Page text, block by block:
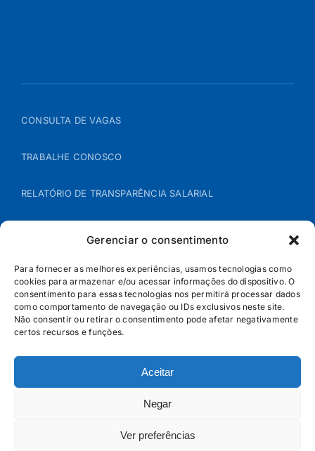
Gerenciar o consentimento
Para fornecer as melhores experiências, usamos tecnologias como
cookies para armazenar e/ou acessar informações do dispositivo. O
consentimento para essas tecnologias nos permitirá processar dados
como comportamento de navegação ou IDs exclusivos neste site.
Não consentir ou retirar o consentimento pode afetar negativamente
certos recursos e funções.
Aceitar
Negar
Ver preferências
CONSULTA DE VAGAS
TRABALHE CONOSCO
RELATÓRIO DE TRANSPARÊNCIA SALARIAL
POLÍTICA DE COOKIES
POLÍTICA DE PRIVACIDADE
© Jandaia - 2026 · Todos os direitos reservados | SAC